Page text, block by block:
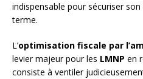
indispensable pour sécuriser
terme.
L’optimisation fiscale par
levier majeur pour les LMNP en
consiste à ventiler